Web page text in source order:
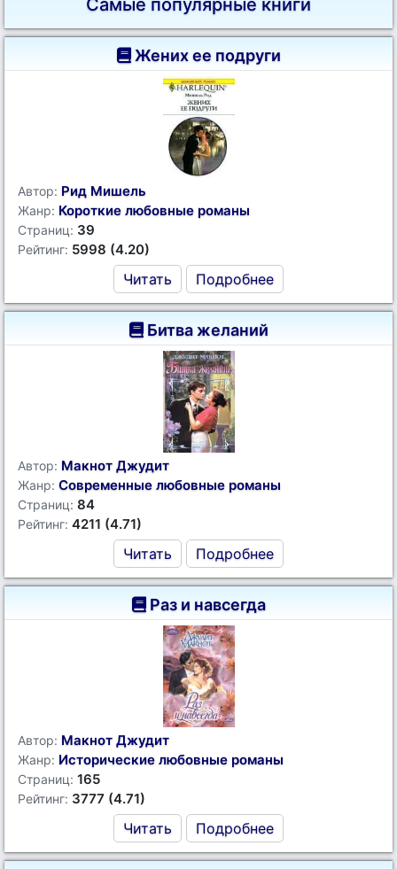
Самые популярные книги
Жених ее подруги
Автор: Рид Мишель
Жанр: Короткие любовные романы
Страниц: 39
Рейтинг: 5998 (4.20)
Читать Подробнее
Битва желаний
Автор: Макнот Джудит
Жанр: Современные любовные романы
Страниц: 84
Рейтинг: 4211 (4.71)
Читать Подробнее
Раз и навсегда
Автор: Макнот Джудит
Жанр: Исторические любовные романы
Страниц: 165
Рейтинг: 3777 (4.71)
Читать Подробнее